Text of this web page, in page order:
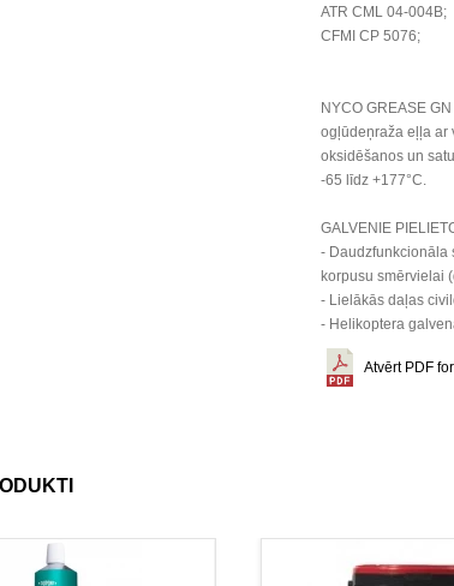
ATR CML 04-004B;
CFMI CP 5076;
NYCO GREASE
ogļūdeņraža eļļa ar
oksidēšanos un
-65 līdz +177°C.
GALVENIE
- Daudzfunkcionāla
korpusu smērvielai
- Lielākās daļas
- Helikoptera
Atvērt PDF